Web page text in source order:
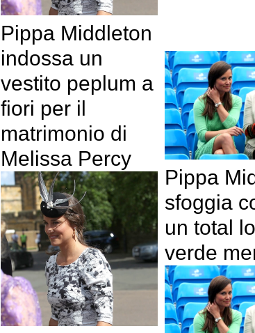
Pippa Middleton
indossa un
vestito peplum a
fiori per il
matrimonio di
Melissa Percy
Pippa
sfoggia
un total
verde